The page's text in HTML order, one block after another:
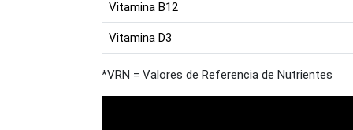
Vitamina B12
Vitamina D3
*VRN = Valores de Referencia de Nutrientes